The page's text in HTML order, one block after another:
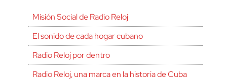
Misión Social de Radio Reloj
El sonido de cada hogar cubano
Radio Reloj por dentro
Radio Reloj, una marca en la historia de Cuba